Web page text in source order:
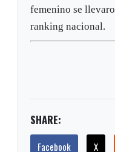
femenino se
ranking nacional.
SHARE:
Facebook X